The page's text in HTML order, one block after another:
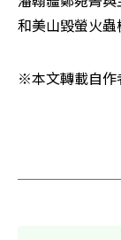
和美山毀螢火蟲
※本文轉載自作